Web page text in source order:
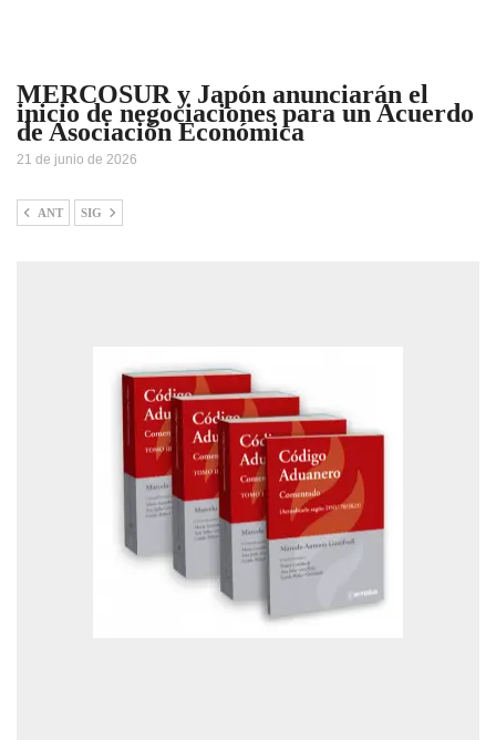
MERCOSUR y Japón anunciarán el
inicio de negociaciones para un Acuerdo
de Asociación Económica
21 de junio de 2026
ANT SIG